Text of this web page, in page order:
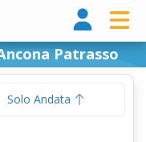
Patrasso
Solo Andata